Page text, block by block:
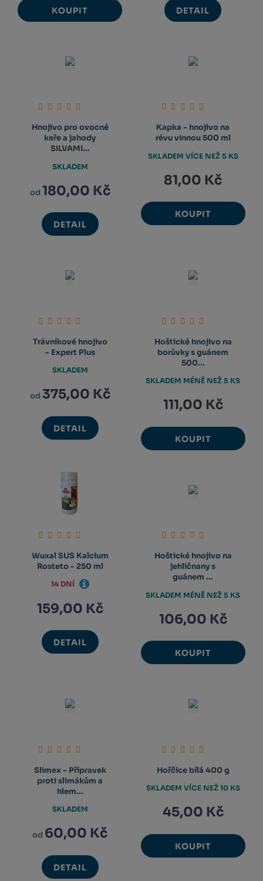
KOUPIT DETAIL
Hnojivo pro ovocné
keře a jahody
SILVAMI...
od180,00 Kč
DETAIL
SKLADEM
Kapka - hnojivo na
révu vinnou 500 ml
81,00 Kč
KOUPIT
SKLADEM VÍCE NEŽ 5 KS
Trávníkové hnojivo
- Expert Plus
od 375,00 Kč
DETAIL
SKLADEM
Hoštické hnojivo na
borůvky s guánem
500...
111,00 Kč
KOUPIT
SKLADEM MÉNĚ NEŽ 5 KS
Wuxal SUS Kalcium
Rosteto - 250 ml
159,00 Kč
DETAIL
14 DNÍ
Hoštické hnojivo na
jehličnany s
guánem ...
106,00 Kč
KOUPIT
SKLADEM MÉNĚ NEŽ 5 KS
Slimex - Přípravek
proti slimákům a
hlem...
od 60,00 Kč
DETAIL
SKLADEM
Hořčice bílá 400 g
45,00 Kč
KOUPIT
SKLADEM VÍCE NEŽ 10 KS